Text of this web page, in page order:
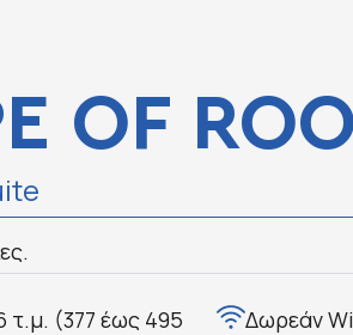
OF
τ.μ. (377 έως 495
Δωρεάν